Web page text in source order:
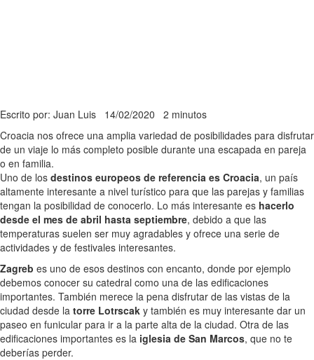
Escrito por: Juan Luis 14/02/2020 2 minutos
Croacia nos ofrece una amplia variedad de posibilidades para disfrutar
de un viaje lo más completo posible durante una escapada en pareja
o en familia.
Uno de los destinos europeos de referencia es Croacia, un país
altamente interesante a nivel turístico para que las parejas y familias
tengan la posibilidad de conocerlo. Lo más interesante es hacerlo
desde el mes de abril hasta septiembre, debido a que las
temperaturas suelen ser muy agradables y ofrece una serie de
actividades y de festivales interesantes.
Zagreb es uno de esos destinos con encanto, donde por ejemplo
debemos conocer su catedral como una de las edificaciones
importantes. También merece la pena disfrutar de las vistas de la
ciudad desde la torre Lotrscak y también es muy interesante dar un
paseo en funicular para ir a la parte alta de la ciudad. Otra de las
edificaciones importantes es la iglesia de San Marcos, que no te
deberías perder.